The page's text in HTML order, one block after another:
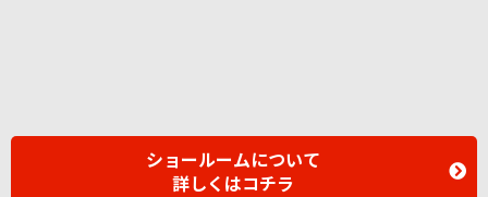
ショールームについて
詳しくはコチラ